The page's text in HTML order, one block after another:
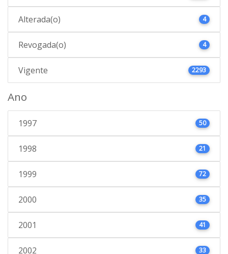
Alterada(o) 4
Revogada(o) 4
Vigente 2293
Ano
1997 50
1998 21
1999 72
2000 35
2001 41
2002 33